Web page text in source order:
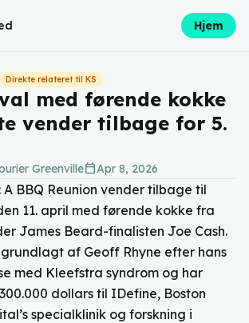
Hjem
Direkte relateret til KS
med førende kokke
vender tilbage for 5.
Greenvillecalendar_todayApr 8, 2026
A BBQ Reunion vender tilbage til
11. april med førende kokke fra
James Beard-finalisten Joe Cash.
af Geoff Rhyne efter hans
med Kleefstra syndrom og har
dollars til IDefine, Boston
specialklinik og forskning i